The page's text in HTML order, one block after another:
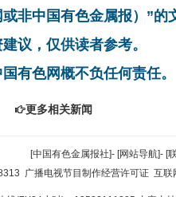
非中国有色金属报）”
议，仅供读者参考。
有色网概不负任何责任。
更多相关新闻
[中国有色金属报社]- [网站导航]- [
广播电视节目制作经营许可证 互联